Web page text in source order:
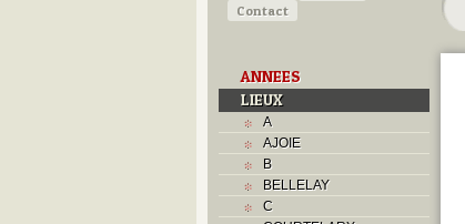
Contact
ANNEES
LIEUX
A
AJOIE
B
BELLELAY
C